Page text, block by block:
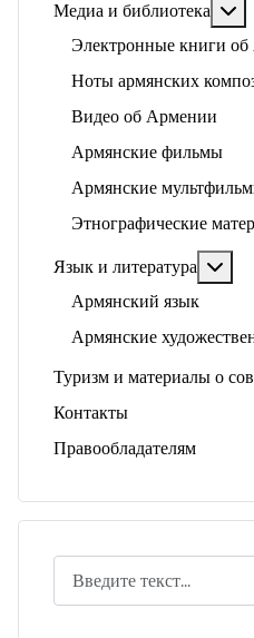
Медиа и библиотека
Электронные книги
Ноты армянских
Видео об Армении
Армянские фильмы
Армянские
Этнографические
Язык и литература
Армянский язык
Армянские
Туризм и материалы о
Контакты
Правообладателям